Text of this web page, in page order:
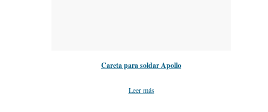
Careta para soldar Apollo
Leer más